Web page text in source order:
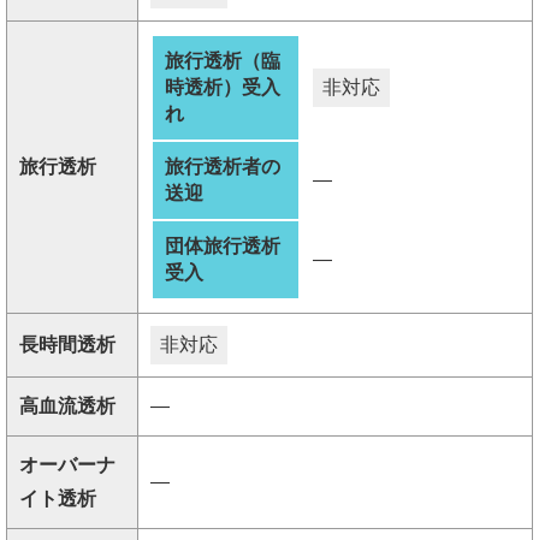
旅行透析
旅行透析（臨
時透析）受入
れ
非対応
旅行透析者の
送迎
―
団体旅行透析
受入
―
長時間透析 非対応
高血流透析 ―
オーバーナ
イト透析
―